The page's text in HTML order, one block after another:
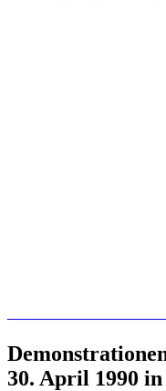
30. April 1990